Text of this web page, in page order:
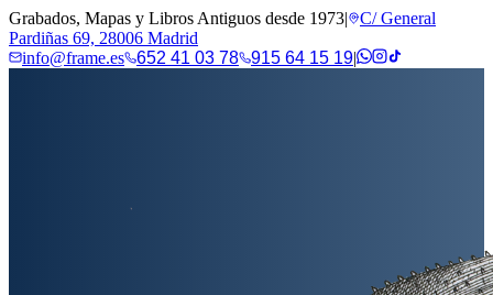
Grabados, Mapas y Libros Antiguos desde 1973|
C/ General
Pardiñas 69, 28006 Madrid
info@frame.es
652 41 03 78 915 64 15 19|